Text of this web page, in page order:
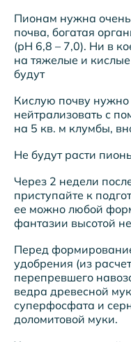
Пионам нужна
почва, богатая
(рН 6,8 – 7,0). Ни в
на тяжелые и
будут
Кислую почву
нейтрализовать с
на 5 кв. м клумбы,
Не будут расти
Через 2 недели
приступайте к
ее можно любой
фантазии высотой
Перед
удобрения (из
перепревшего
ведра древесной
суперфосфата и
доломитовой муки.